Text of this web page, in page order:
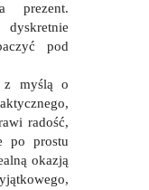
prezent.
pod
z myślą o
radość,
po prostu
okazją